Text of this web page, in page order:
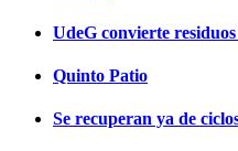
UdeG convierte
Quinto Patio
Se recuperan ya de